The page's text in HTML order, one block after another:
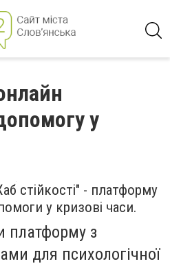
у
стійкості" - платформу
у кризові часи.
платформу з
для психологічної